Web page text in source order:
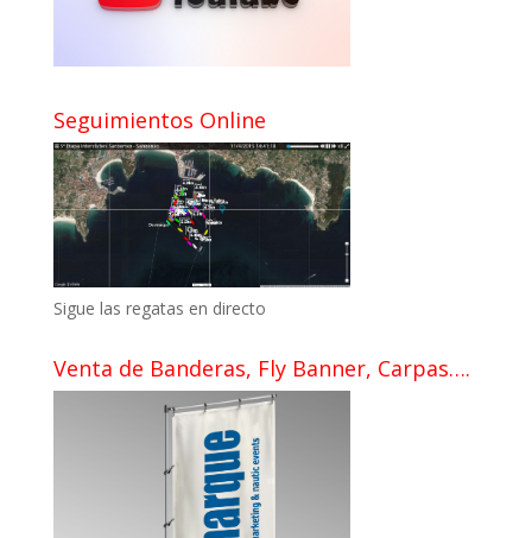
Seguimientos Online
Sigue las regatas en directo
Venta de Banderas, Fly Banner, Carpas….